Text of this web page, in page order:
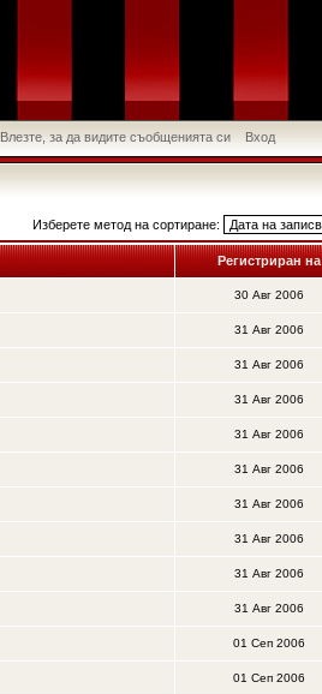
Влезте, за да видите съобщенията си Вход
Изберете метод на сортиране:
Регистриран на
30 Авг 2006
31 Авг 2006
31 Авг 2006
31 Авг 2006
31 Авг 2006
31 Авг 2006
31 Авг 2006
31 Авг 2006
31 Авг 2006
31 Авг 2006
01 Сеп 2006
01 Сеп 2006